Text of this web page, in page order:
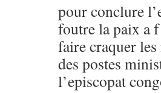
pour conclure
foutre la paix a
faire craquer
des postes
l’episcopat